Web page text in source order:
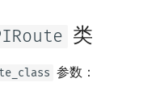
类
参数：